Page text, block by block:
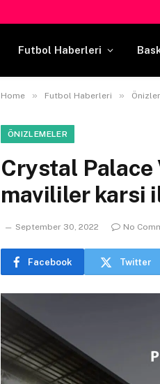
Futbol Haberleri
Home » Futbol Haberleri »
ÖNIZLEMELER
Crystal Palace
mavililer karsi
September 30, 2022 No
Facebook Twitter